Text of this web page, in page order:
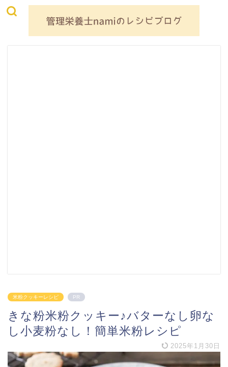
米粉クッキーレシピ PR
きな粉米粉クッキー♪バターなし卵な
し小麦粉なし！簡単米粉レシピ
2025年1月30日